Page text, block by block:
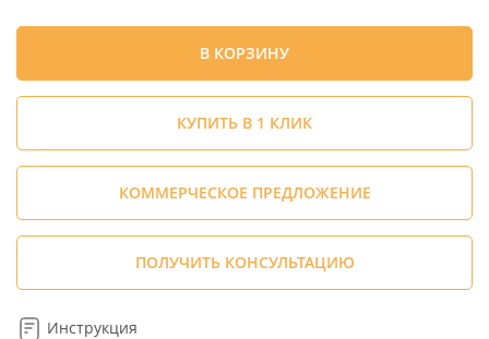
В КОРЗИНУ
КУПИТЬ В 1 КЛИК
КОММЕРЧЕСКОЕ ПРЕДЛОЖЕНИЕ
ПОЛУЧИТЬ КОНСУЛЬТАЦИЮ
Инструкция